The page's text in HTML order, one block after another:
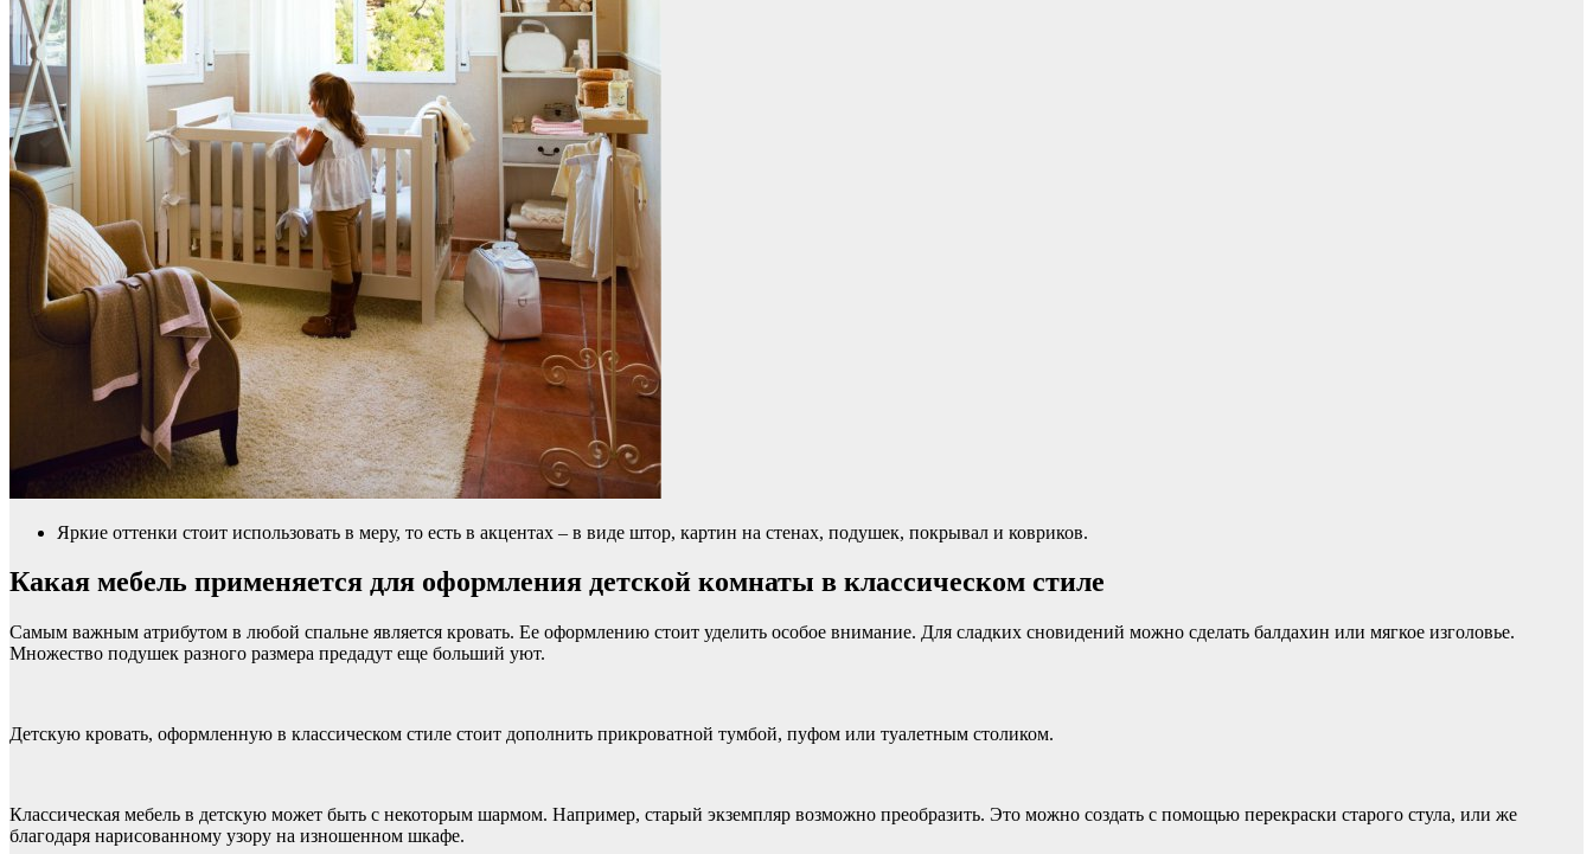
Яркие оттенки стоит использовать в меру, то есть в акцентах – в виде штор, картин на стенах, подушек, покрывал и ковриков.
Какая мебель применяется для оформления детской комнаты в классическом стиле
Самым важным атрибутом в любой спальне является кровать. Ее оформлению стоит уделить особое внимание. Для сладких сновидений можно сделать балдахин или мягкое изголовье.
Множество подушек разного размера предадут еще больший уют.
Детскую кровать, оформленную в классическом стиле стоит дополнить прикроватной тумбой, пуфом или туалетным столиком.
Классическая мебель в детскую может быть с некоторым шармом. Например, старый экземпляр возможно преобразить. Это можно создать с помощью перекраски старого стула, или же
благодаря нарисованному узору на изношенном шкафе.